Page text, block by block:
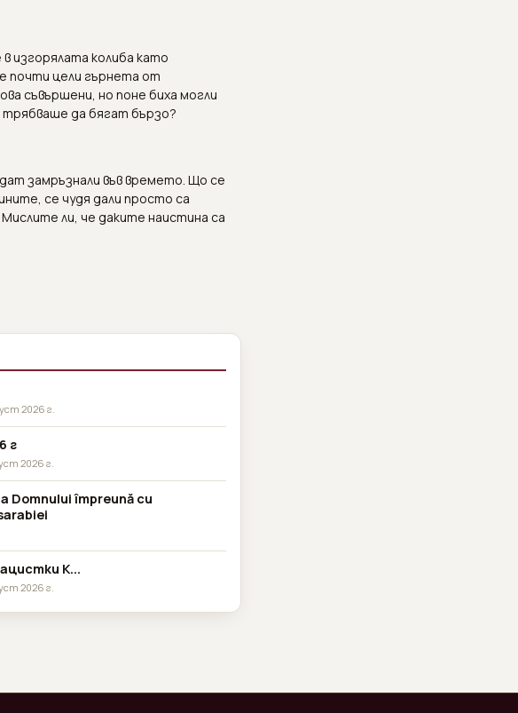
изгорялата колиба като
почти цели гърнета от
съвършени, но поне биха могли
да бягат бързо?
замръзнали във времето. Що се
се чудя дали просто са
Мислите ли, че даките наистина са
2026 г.
г
2026 г.
Domnului împreună cu
К...
2026 г.